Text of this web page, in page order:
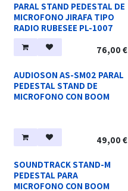
PARAL STAND PEDESTAL DE
MICROFONO JIRAFA TIPO
RADIO RUBESEE PL-1007
76,00 €
AUDIOSON AS-SM02 PARAL
PEDESTAL STAND DE
MICROFONO CON BOOM
49,00 €
SOUNDTRACK STAND-M
PEDESTAL PARA
MICROFONO CON BOOM